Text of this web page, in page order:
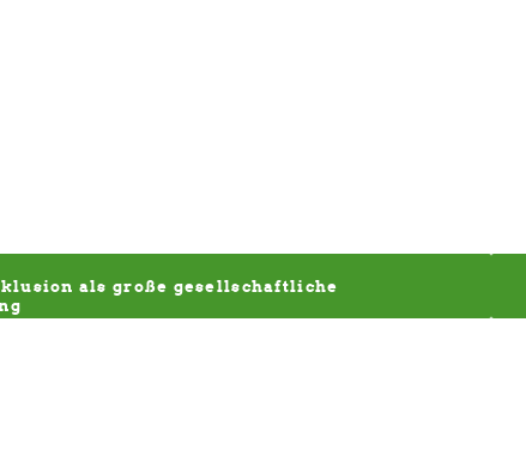
als große gesellschaftliche